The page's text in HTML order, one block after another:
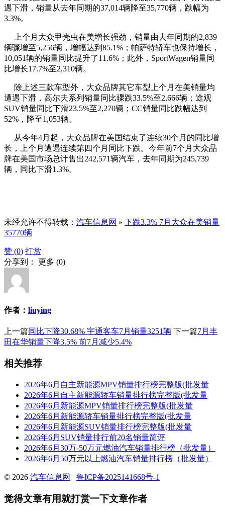
遇下滑，销量从去年同期的37,014辆降至35,770辆，跌幅为
3.3%。
上个月大众甲壳虫在美增长强劲，销量由去年同期的2,839
辆骤增至5,256辆，增幅达到85.1%；帕萨特轿车也保持增长，
10,051辆的销量同比提升了11.6%；此外，SportWagen销量同
比增长17.7%至2,310辆。
除上述三款车型外，大众品牌其它车型上个月在美销量均
遭遇下滑，高尔夫系列销量同比骤跌33.5%至2,666辆；途观
SUV销量同比下滑23.5%至2,270辆；CC销量同比跌幅达到
52%，降至1,053辆。
从今年4月起，大众品牌在美国结束了连续30个月的同比增
长，上个月遭遇连续第四个月同比下跌。今年前7个月大众品
牌在美国市场总计售出242,571辆汽车，去年同期为245,739
辆，同比下滑1.3%。
未经允许不得转载： 汽车信息网 » 下跌3.3% 7月大众在美销量
35770辆
赞 (0) 打赏
分享到： 更多 (0)
作者： liuying
上一篇同比下降30.68% 宇通客车7月销量3251辆 下一篇7月丰
田在华销量下降3.5% 前7月减少5.4%
相关推荐
2026年6月自主新能源MPV销量排行榜完整版(批发量
2026年6月自主新能源轿车销量排行榜完整版(批发量
2026年6月新能源MPV销量排行榜完整版(批发量
2026年6月新能源轿车销量排行榜完整版(批发量
2026年6月新能源SUV销量排行榜完整版(批发量
2026年6月SUV销量排行前20名销量简评
2026年6月30万-50万元燃油汽车销量排行榜（批发量）
2026年6月50万元以上燃油汽车销量排行榜（批发量）
© 2026 汽车信息网 鲁ICP备2025141668号-1
觉得文章有用就打赏一下文章作者